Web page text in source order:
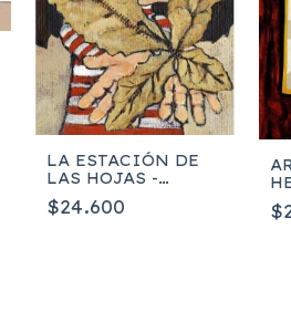
LA ESTACIÓN DE
LAS HOJAS -
ISABEL RUIZ
$24.600